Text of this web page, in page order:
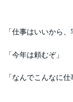
「仕事はいいから、
「今年は頼むぞ」
「なんでこんなに